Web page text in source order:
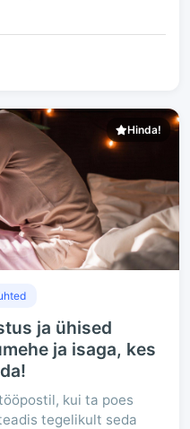
Hinda!
ja ühised
ja isaga, kes
kui ta poes
tegelikult seda